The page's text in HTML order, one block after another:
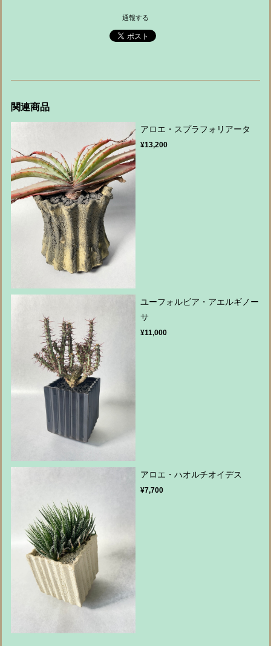
通報する
関連商品
アロエ・スプラフォリアータ
¥13,200
ユーフォルビア・アエルギノー
サ
¥11,000
アロエ・ハオルチオイデス
¥7,700